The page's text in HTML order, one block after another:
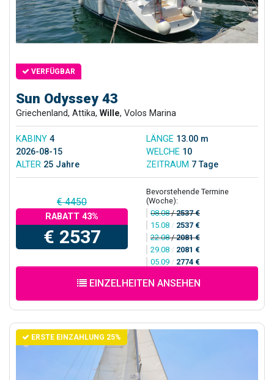
VERFÜGBAR
Sun Odyssey 43
Griechenland, Attika, Wille, Volos Marina
KABINY 4 LÄNGE 13.00 m
2026-08-15
WELCHE 10
ALTER 25 Jahre ZEITRAUM 7 Tage
€ 4450
RABATT 43%
€ 2537
Bevorstehende Termine
(Woche):
08.08/2537 €
15.08 / 2537 €
22.08/2081 €
29.08 / 2081 €
05.09 / 2774 €
EINZELHEITEN ANSEHEN
ERSTE EINZAHLUNG 25%